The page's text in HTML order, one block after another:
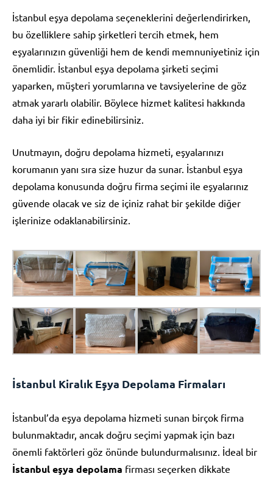
İstanbul eşya depolama seçeneklerini değerlendirirken,
bu özelliklere sahip şirketleri tercih etmek, hem
eşyalarınızın güvenliği hem de kendi memnuniyetiniz için
önemlidir. İstanbul eşya depolama şirketi seçimi
yaparken, müşteri yorumlarına ve tavsiyelerine de göz
atmak yararlı olabilir. Böylece hizmet kalitesi hakkında
daha iyi bir fikir edinebilirsiniz.
Unutmayın, doğru depolama hizmeti, eşyalarınızı
korumanın yanı sıra size huzur da sunar. İstanbul eşya
depolama konusunda doğru firma seçimi ile eşyalarınız
güvende olacak ve siz de içiniz rahat bir şekilde diğer
işlerinize odaklanabilirsiniz.
İstanbul Kiralık Eşya Depolama Firmaları
İstanbul’da eşya depolama hizmeti sunan birçok firma
bulunmaktadır, ancak doğru seçimi yapmak için bazı
önemli faktörleri göz önünde bulundurmalısınız. İdeal bir
İstanbul eşya depolama firması seçerken dikkate